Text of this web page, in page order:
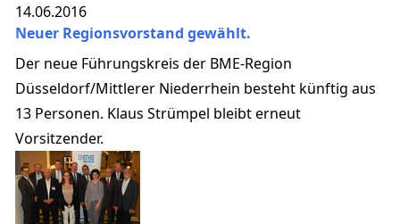
14.06.2016
Neuer Regionsvorstand gewählt.
Der neue Führungskreis der BME-Region
Düsseldorf/Mittlerer Niederrhein besteht künftig aus
13 Personen. Klaus Strümpel bleibt erneut
Vorsitzender.